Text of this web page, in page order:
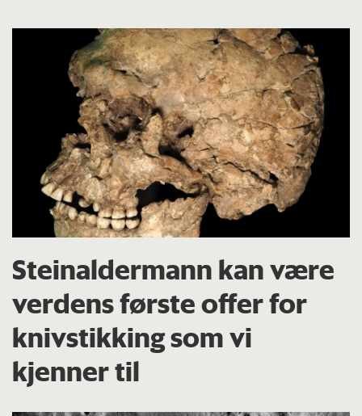
Steinaldermann kan være
verdens første offer for
knivstikking som vi
kjenner til